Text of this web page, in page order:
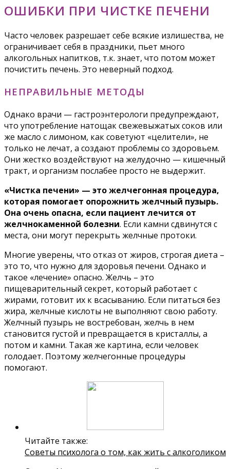
ОШИБКИ ПРИ ЧИСТКЕ ПЕЧЕНИ
Часто человек разрешает себе всякие излишества, не
ограничивает себя в праздники, пьет много
алкогольных напитков, т.к. знает, что потом может
почистить печень. Это неверный подход.
НЕПРАВИЛЬНЫЕ МЕТОДЫ
Однако врачи — гастроэнтерологи предупреждают,
что употребление натощак свежевыжатых соков или
же масло с лимоном, как советуют «целители», не
только не лечат, а создают проблемы со здоровьем.
Они жестко воздействуют на желудочно — кишечный
тракт, и организм послабее просто не выдержит.
«Чистка печени» — это желчегонная процедура,
которая помогает опорожнить желчный пузырь.
Она очень опасна, если пациент лечится от
желчнокаменной болезни. Если камни сдвинутся с
места, они могут перекрыть желчные протоки.
Многие уверены, что отказ от жиров, строгая диета –
это то, что нужно для здоровья печени. Однако и
такое «лечение» опасно. Желчь – это
пищеварительный секрет, который работает с
жирами, готовит их к всасыванию. Если питаться без
жира, желчные кислоты не выполняют свою работу.
Желчный пузырь не востребован, желчь в нем
становится густой и превращается в кристаллы, а
потом и камни. Такая же картина, если человек
голодает. Поэтому желчегонные процедуры
помогают.
Читайте также:
Советы психолога о том, как жить с алкоголиком